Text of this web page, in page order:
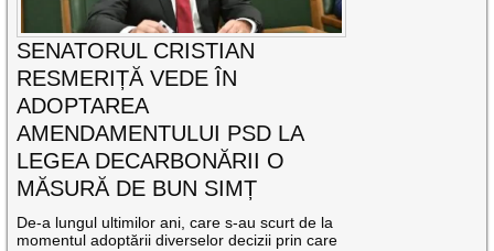
SENATORUL CRISTIAN
RESMERIȚĂ VEDE ÎN
ADOPTAREA
AMENDAMENTULUI PSD LA
LEGEA DECARBONĂRII O
MĂSURĂ DE BUN SIMȚ
De-a lungul ultimilor ani, care s-au scurt de la
momentul adoptării diverselor decizii prin care